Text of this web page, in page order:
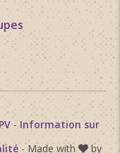
- Information sur
- Made with by